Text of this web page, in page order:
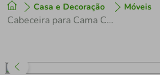
Casa e Decoração Móveis
Cabeceira para Cama Casal Dobuê Berlim em Tecido Velopus
1º tenis